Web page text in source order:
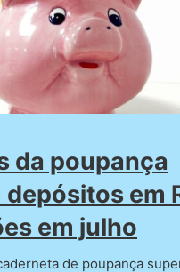
da poupança
em
em julho
de poupança